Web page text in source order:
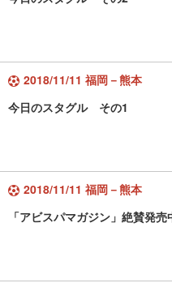
2018/11/11 福岡－熊本
今日のスタグル その1
2018/11/11 福岡－熊本
「アビスパマガジン」絶賛発売